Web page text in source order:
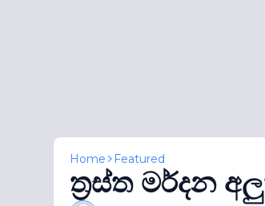
Home Featured
ත‍්‍රස්ත මර්දන